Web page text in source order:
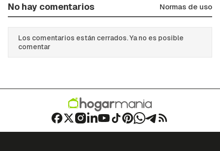
No hay comentarios Normas de uso
Los comentarios están cerrados. Ya no es posible
comentar